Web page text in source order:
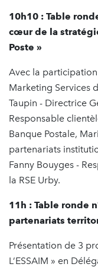
10h10 : Table
cœur de la
Poste »
Avec la
Marketing Services
Taupin - Directrice
Responsable
Banque Postale,
partenariats
Fanny Bouyges -
la RSE Urby.
11h : Table ronde
partenariats
Présentation de 3
L’ESSAIM » en